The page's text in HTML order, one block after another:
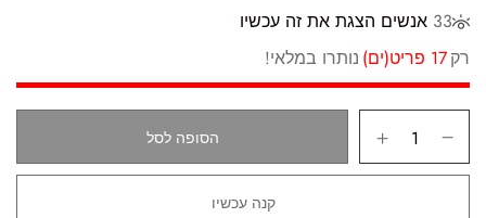
33 אנשים הצגת את זה עכשיו
רק17 פריט(ים) נותרו במלאי!
הסופה לסל
קנה עכשיו